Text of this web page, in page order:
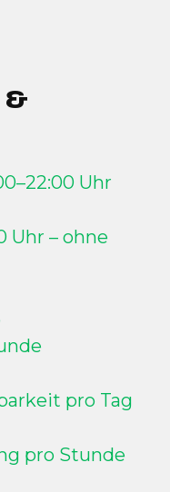
&
Uhr
Uhr – ohne
pro Tag
pro Stunde